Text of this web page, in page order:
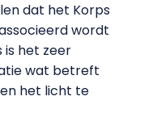
dat het Korps
wordt
is het zeer
wat betreft
het licht te